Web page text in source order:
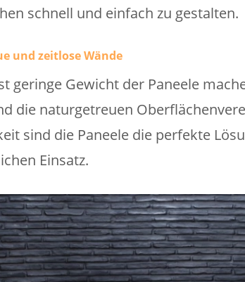
schnell und einfach zu gestalten.
und zeitlose Wände
geringe Gewicht der Paneele
die naturgetreuen
sind die Paneele die perfekte
Einsatz.